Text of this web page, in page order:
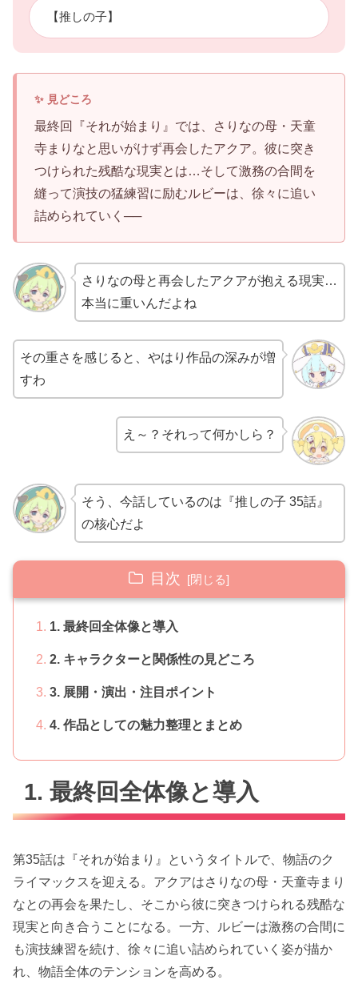
【推しの子】
最終回『それが始まり』では、さりなの母・天童
寺まりなと思いがけず再会したアクア。彼に突き
つけられた残酷な現実とは…そして激務の合間を
縫って演技の猛練習に励むルビーは、徐々に追い
詰められていく──
さりなの母と再会したアクアが抱える現実…
本当に重いんだよね
その重さを感じると、やはり作品の深みが増
すわ
え～？それって何かしら？
そう、今話しているのは『推しの子 35話』
の核心だよ
目次
1. 最終回全体像と導入
2. キャラクターと関係性の見どころ
3. 展開・演出・注目ポイント
4. 作品としての魅力整理とまとめ
1. 最終回全体像と導入
第35話は『それが始まり』というタイトルで、物語のク
ライマックスを迎える。アクアはさりなの母・天童寺まり
なとの再会を果たし、そこから彼に突きつけられる残酷な
現実と向き合うことになる。一方、ルビーは激務の合間に
も演技練習を続け、徐々に追い詰められていく姿が描か
れ、物語全体のテンションを高める。